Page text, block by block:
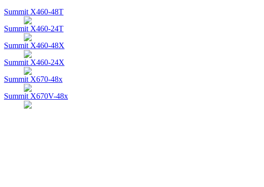
Summit X460-48T
Summit X460-24T
Summit X460-48X
Summit X460-24X
Summit X670-48x
Summit X670V-48x